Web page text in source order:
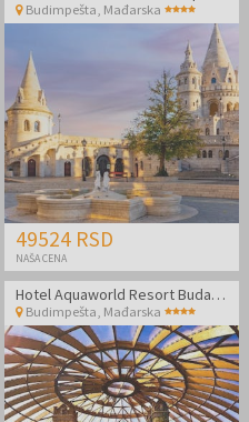
Budimpešta Mađarska
49524 RSD
NAŠA CENA
Hotel Aquaworld Resort Budapest
Budimpešta Mađarska